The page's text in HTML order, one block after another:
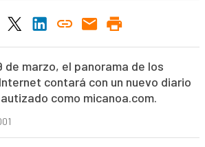
de marzo, el panorama de los
contará con un nuevo diario
como micanoa.com.